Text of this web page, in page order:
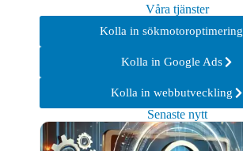
Våra tjänster
Kolla in sökmotoroptimering
Kolla in Google Ads
Kolla in webbutveckling
Senaste nytt